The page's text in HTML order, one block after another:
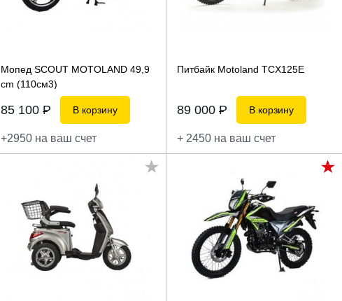
Мопед SCOUT MOTOLAND 49,9
сm (110см3)
85 100P В корзину
+2950 на ваш счет
Питбайк Motoland ТСX125E
89 000P В корзину
+ 2450 на ваш счет